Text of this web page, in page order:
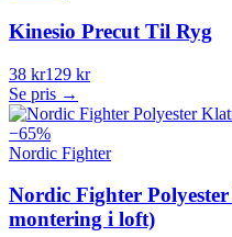
Kinesio Precut Til Ryg
38 kr129 kr
Se pris →
−65%
Nordic Fighter
Nordic Fighter
montering i loft)